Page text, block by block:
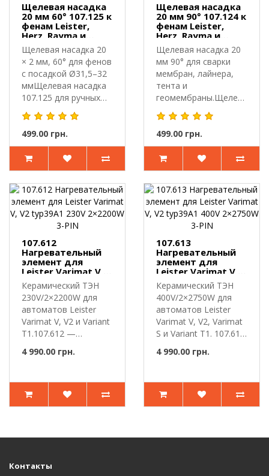
Щелевая насадка
20 мм 60° 107.125 к
фенам Leister,
Herz, Rayma и
прочим
Щелевая насадка 20
× 2 мм, 60° для фенов
с посадкой Ø31,5–32
ммЩелевая насадка
107.125 для ручных
св..
499.00 грн.
Щелевая насадка
20 мм 90° 107.124 к
фенам Leister,
Herz, Rayma и
другим
Щелевая насадка 20
мм 90° для сварки
мембран, лайнера,
тента и
геомембраны.Щелевая
насадка 107.124 п..
499.00 грн.
107.612
Нагревательный
элемент для
Leister Varimat V,
V2 typ39A1 230V
2×2200W 3-PIN
Керамический ТЭН
230V/2×2200W для
автоматов Leister
Varimat V, V2 и Variant
T1.107.612 —
4 990.00 грн.
107.613
Нагревательный
элемент для
Leister Varimat V,
V2 typ39A1 400V
2×2750W 3-PIN
Керамический ТЭН
400V/2×2750W для
автоматов Leister
Varimat V, V2, Varimat
S и Variant T1. 107.613
4 990.00 грн.
Контакты